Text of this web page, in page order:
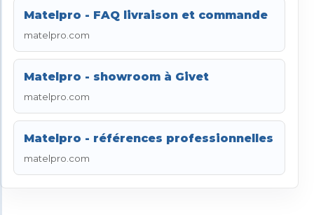
Matelpro - FAQ livraison et commande
matelpro.com
Matelpro - showroom à Givet
matelpro.com
Matelpro - références professionnelles
matelpro.com